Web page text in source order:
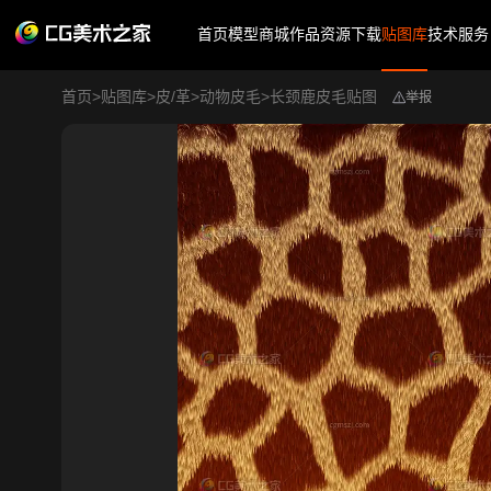
首页模型商城作品资源下载贴图库技术服务
首页>贴图库>皮/革>动物皮毛>长颈鹿皮毛贴图 举报